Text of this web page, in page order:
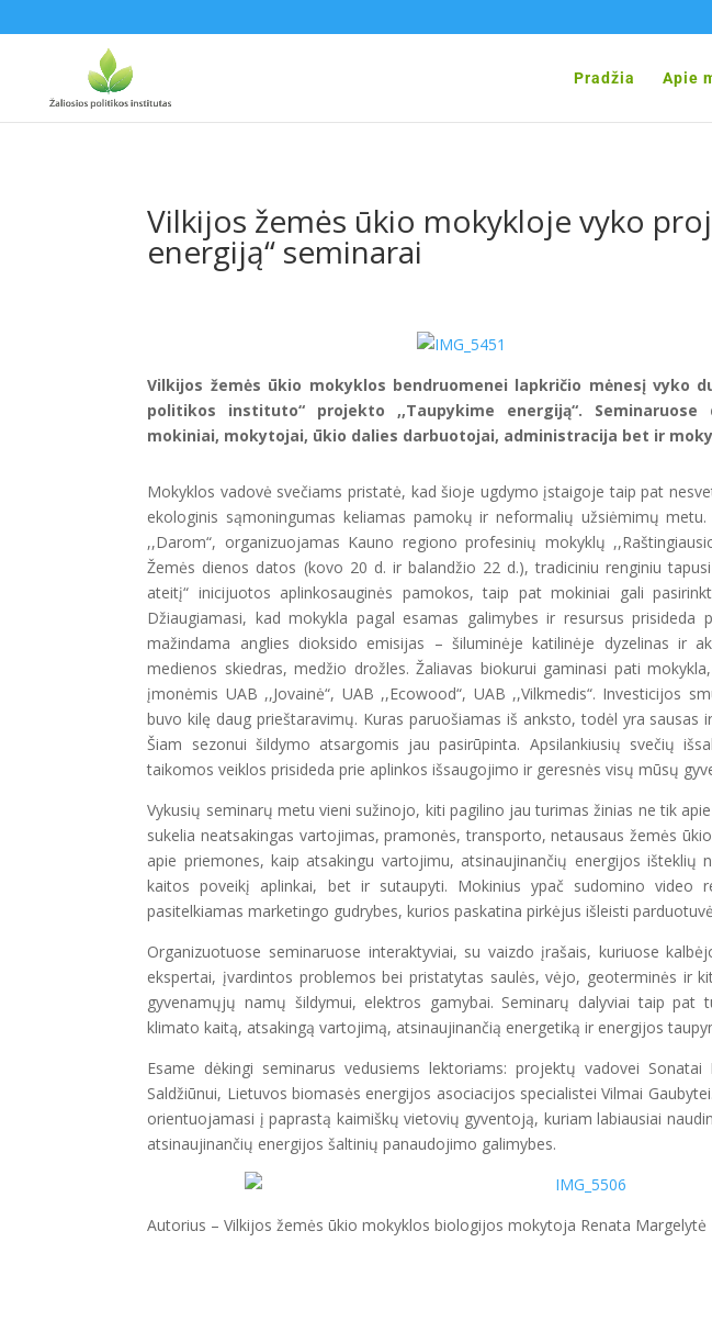
Pradžia Apie
Vilkijos žemės ūkio mokykloje vyko
energiją“ seminarai
Vilkijos žemės ūkio mokyklos bendruomenei lapkričio mėnesį vyko
politikos instituto“ projekto ,,Taupykime energiją“.
mokiniai, mokytojai, ūkio dalies darbuotojai, administracija bet ir
Mokyklos vadovė svečiams pristatė, kad šioje ugdymo įstaigoje taip pat
ekologinis sąmoningumas keliamas pamokų ir neformalių užsiėmimų
,,Darom“, organizuojamas Kauno regiono profesinių mokyklų
Žemės dienos datos (kovo 20 d. ir balandžio 22 d.), tradiciniu renginiu
ateitį“ inicijuotos aplinkosauginės pamokos, taip pat mokiniai gali
Džiaugiamasi, kad mokykla pagal esamas galimybes ir resursus
mažindama anglies dioksido emisijas – šiluminėje katilinėje dyzelinas ir
medienos skiedras, medžio drožles. Žaliavas biokurui gaminasi pati
įmonėmis UAB ,,Jovainė“, UAB ,,Ecowood“, UAB ,,Vilkmedis“. Investicijos
buvo kilę daug prieštaravimų. Kuras paruošiamas iš anksto, todėl yra sausas
Šiam sezonui šildymo atsargomis jau pasirūpinta. Apsilankiusių svečių
taikomos veiklos prisideda prie aplinkos išsaugojimo ir geresnės visų mūsų
Vykusių seminarų metu vieni sužinojo, kiti pagilino jau turimas žinias ne tik
sukelia neatsakingas vartojimas, pramonės, transporto, netausaus žemės
apie priemones, kaip atsakingu vartojimu, atsinaujinančių energijos išteklių
kaitos poveikį aplinkai, bet ir sutaupyti. Mokinius ypač sudomino video
pasitelkiamas marketingo gudrybes, kurios paskatina pirkėjus išleisti
Organizuotuose seminaruose interaktyviai, su vaizdo įrašais, kuriuose
ekspertai, įvardintos problemos bei pristatytas saulės, vėjo, geoterminės ir
gyvenamųjų namų šildymui, elektros gamybai. Seminarų dalyviai taip pat
klimato kaitą, atsakingą vartojimą, atsinaujinančią energetiką ir energijos
Esame dėkingi seminarus vedusiems lektoriams: projektų vadovei Sonatai
Saldžiūnui, Lietuvos biomasės energijos asociacijos specialistei Vilmai
orientuojamasi į paprastą kaimiškų vietovių gyventoją, kuriam labiausiai
atsinaujinančių energijos šaltinių panaudojimo galimybes.
Autorius – Vilkijos žemės ūkio mokyklos biologijos mokytoja Renata Margelytė